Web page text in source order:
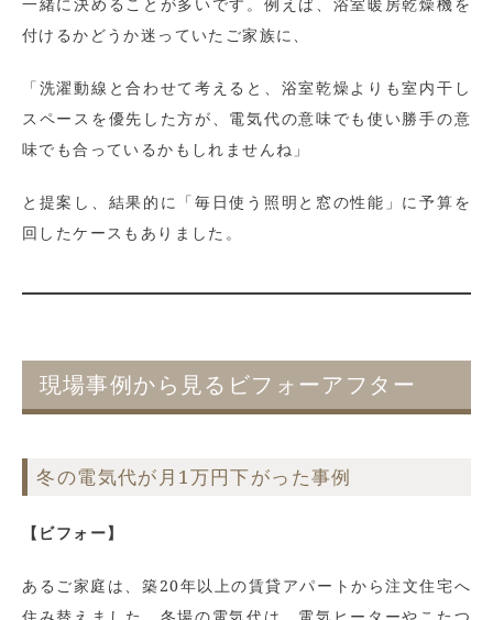
付けるかどうか迷っていたご家族に、
「洗濯動線と合わせて考えると、浴室乾燥よりも室内干し
スペースを優先した方が、電気代の意味でも使い勝手の意
味でも合っているかもしれませんね」
と提案し、結果的に「毎日使う照明と窓の性能」に予算を
回したケースもありました。
現場事例から見るビフォーアフター
冬の電気代が月1万円下がった事例
【ビフォー】
あるご家庭は、築20年以上の賃貸アパートから注文住宅へ
住み替えました。冬場の電気代は、電気ヒーターやこたつ